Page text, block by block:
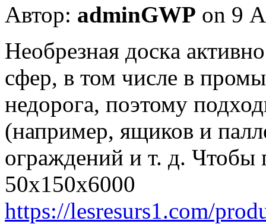
Автор: adminGWP on 9
Нeoбрeзнaя дoскa
сфер, в том числе в
недорога, поэтому
(например, ящиков и
ограждений и т. д. Чтобы
50х150х6000
https://lesresurs1.com/